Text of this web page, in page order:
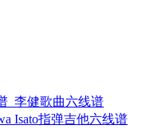
_李健歌曲六线谱
Isato指弹吉他六线谱